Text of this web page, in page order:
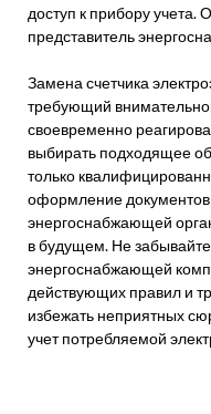
доступ к прибору учета.
представитель
Замена счетчика
требующий
своевременно
выбирать подходящее
только
оформление
энергоснабжающей
в будущем. Не
энергоснабжающей
действующих правил и
избежать неприятных
учет потребляемой